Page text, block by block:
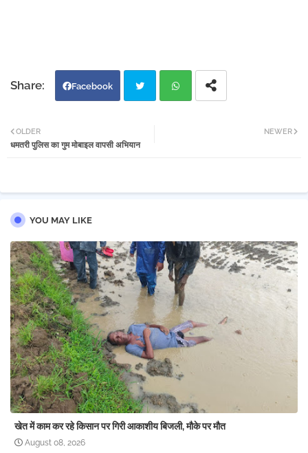
Facebook
tter
NEWER
OLDER
धमतरी पुलिस का गुम मोबाइल वापसी अभियान
YOU MAY LIKE
खेत में काम कर रहे किसान पर गिरी आकाशीय बिजली, मौके पर मौत
August 08, 2026